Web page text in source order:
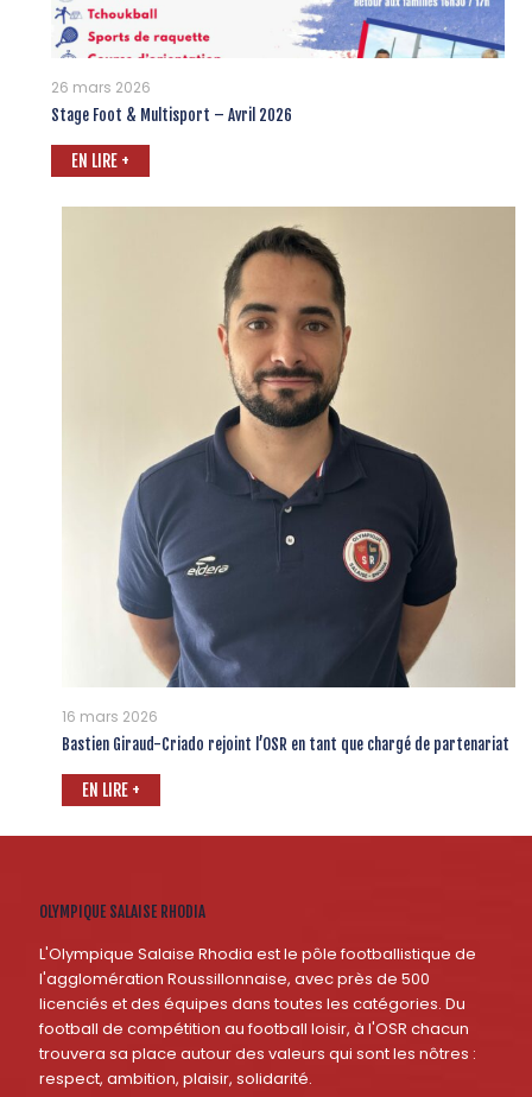
26 mars 2026
Stage Foot & Multisport – Avril 2026
EN LIRE +
16 mars 2026
Bastien Giraud-Criado rejoint l’OSR en tant que chargé de partenariat
EN LIRE +
OLYMPIQUE SALAISE RHODIA
L'Olympique Salaise Rhodia est le pôle footballistique de
l'agglomération Roussillonnaise, avec près de 500
licenciés et des équipes dans toutes les catégories. Du
football de compétition au football loisir, à l'OSR chacun
trouvera sa place autour des valeurs qui sont les nôtres :
respect, ambition, plaisir, solidarité.